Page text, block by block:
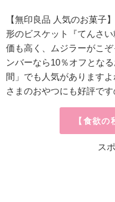
【無印良品 人気のお菓子
形のビスケット『てんさ
価も高く、ムジラーがこ
ンバーなら10％オフとな
間」でも人気があります
さまのおやつにも好評で
【食欲の
ス